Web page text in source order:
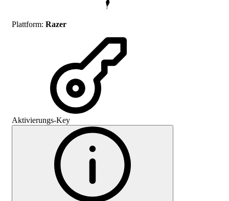
Plattform: Razer
Aktivierungs-Key